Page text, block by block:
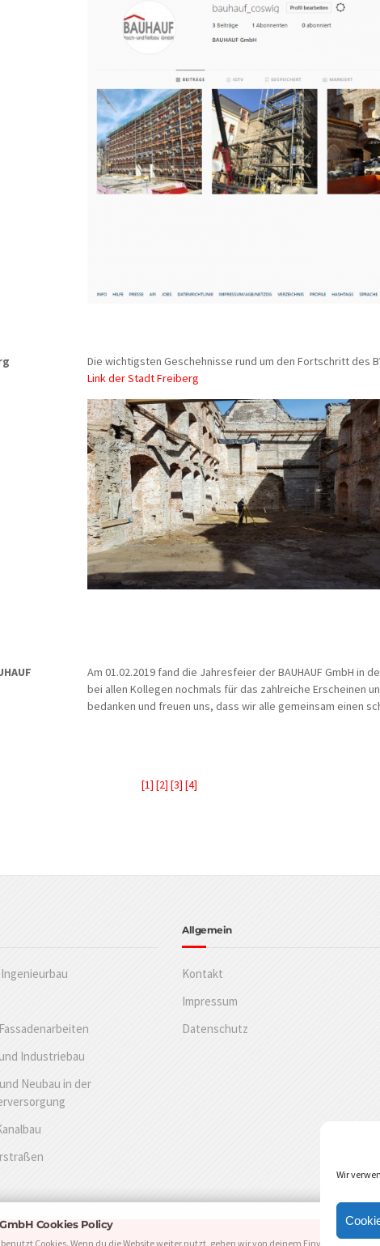
Wir
Die wichtigsten Geschehnisse rund um den Fortschritt des
Link der Stadt Freiberg
Am 01.02.2019 fand die Jahresfeier der BAUHAUF GmbH
bei allen Kollegen nochmals für das zahlreiche Erscheinen
bedanken und freuen uns, dass wir alle gemeinsam einen
[1] [2] [3][4]
Industriebau
Neubau in der
Allgemein
Kontakt
Impressum
Datenschutz
Cookies Policy
benutzt Cookies. Wenn du die Website weiter nutzt, gehen wir von deinem Einverständnis aus.